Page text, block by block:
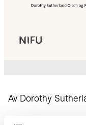
Av Dorothy